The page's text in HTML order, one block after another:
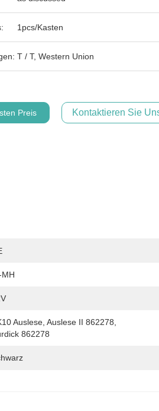
1pcs/Kasten
T / T, Western Union
Preis Kontaktieren Sie
MH
Auslese, Auslese II 862278,
862278